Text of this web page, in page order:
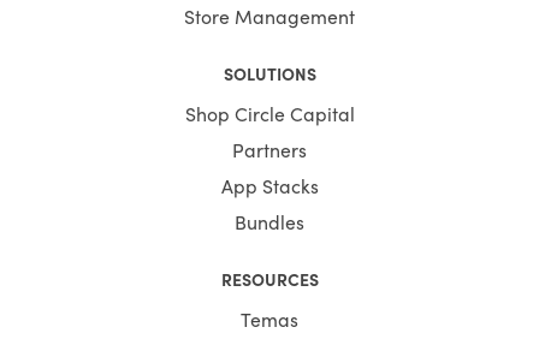
Store Management
SOLUTIONS
Shop Circle Capital
Partners
App Stacks
Bundles
RESOURCES
Temas